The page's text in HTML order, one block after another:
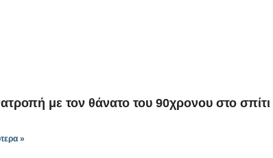
με τον θάνατο του 90χρονου στο
»